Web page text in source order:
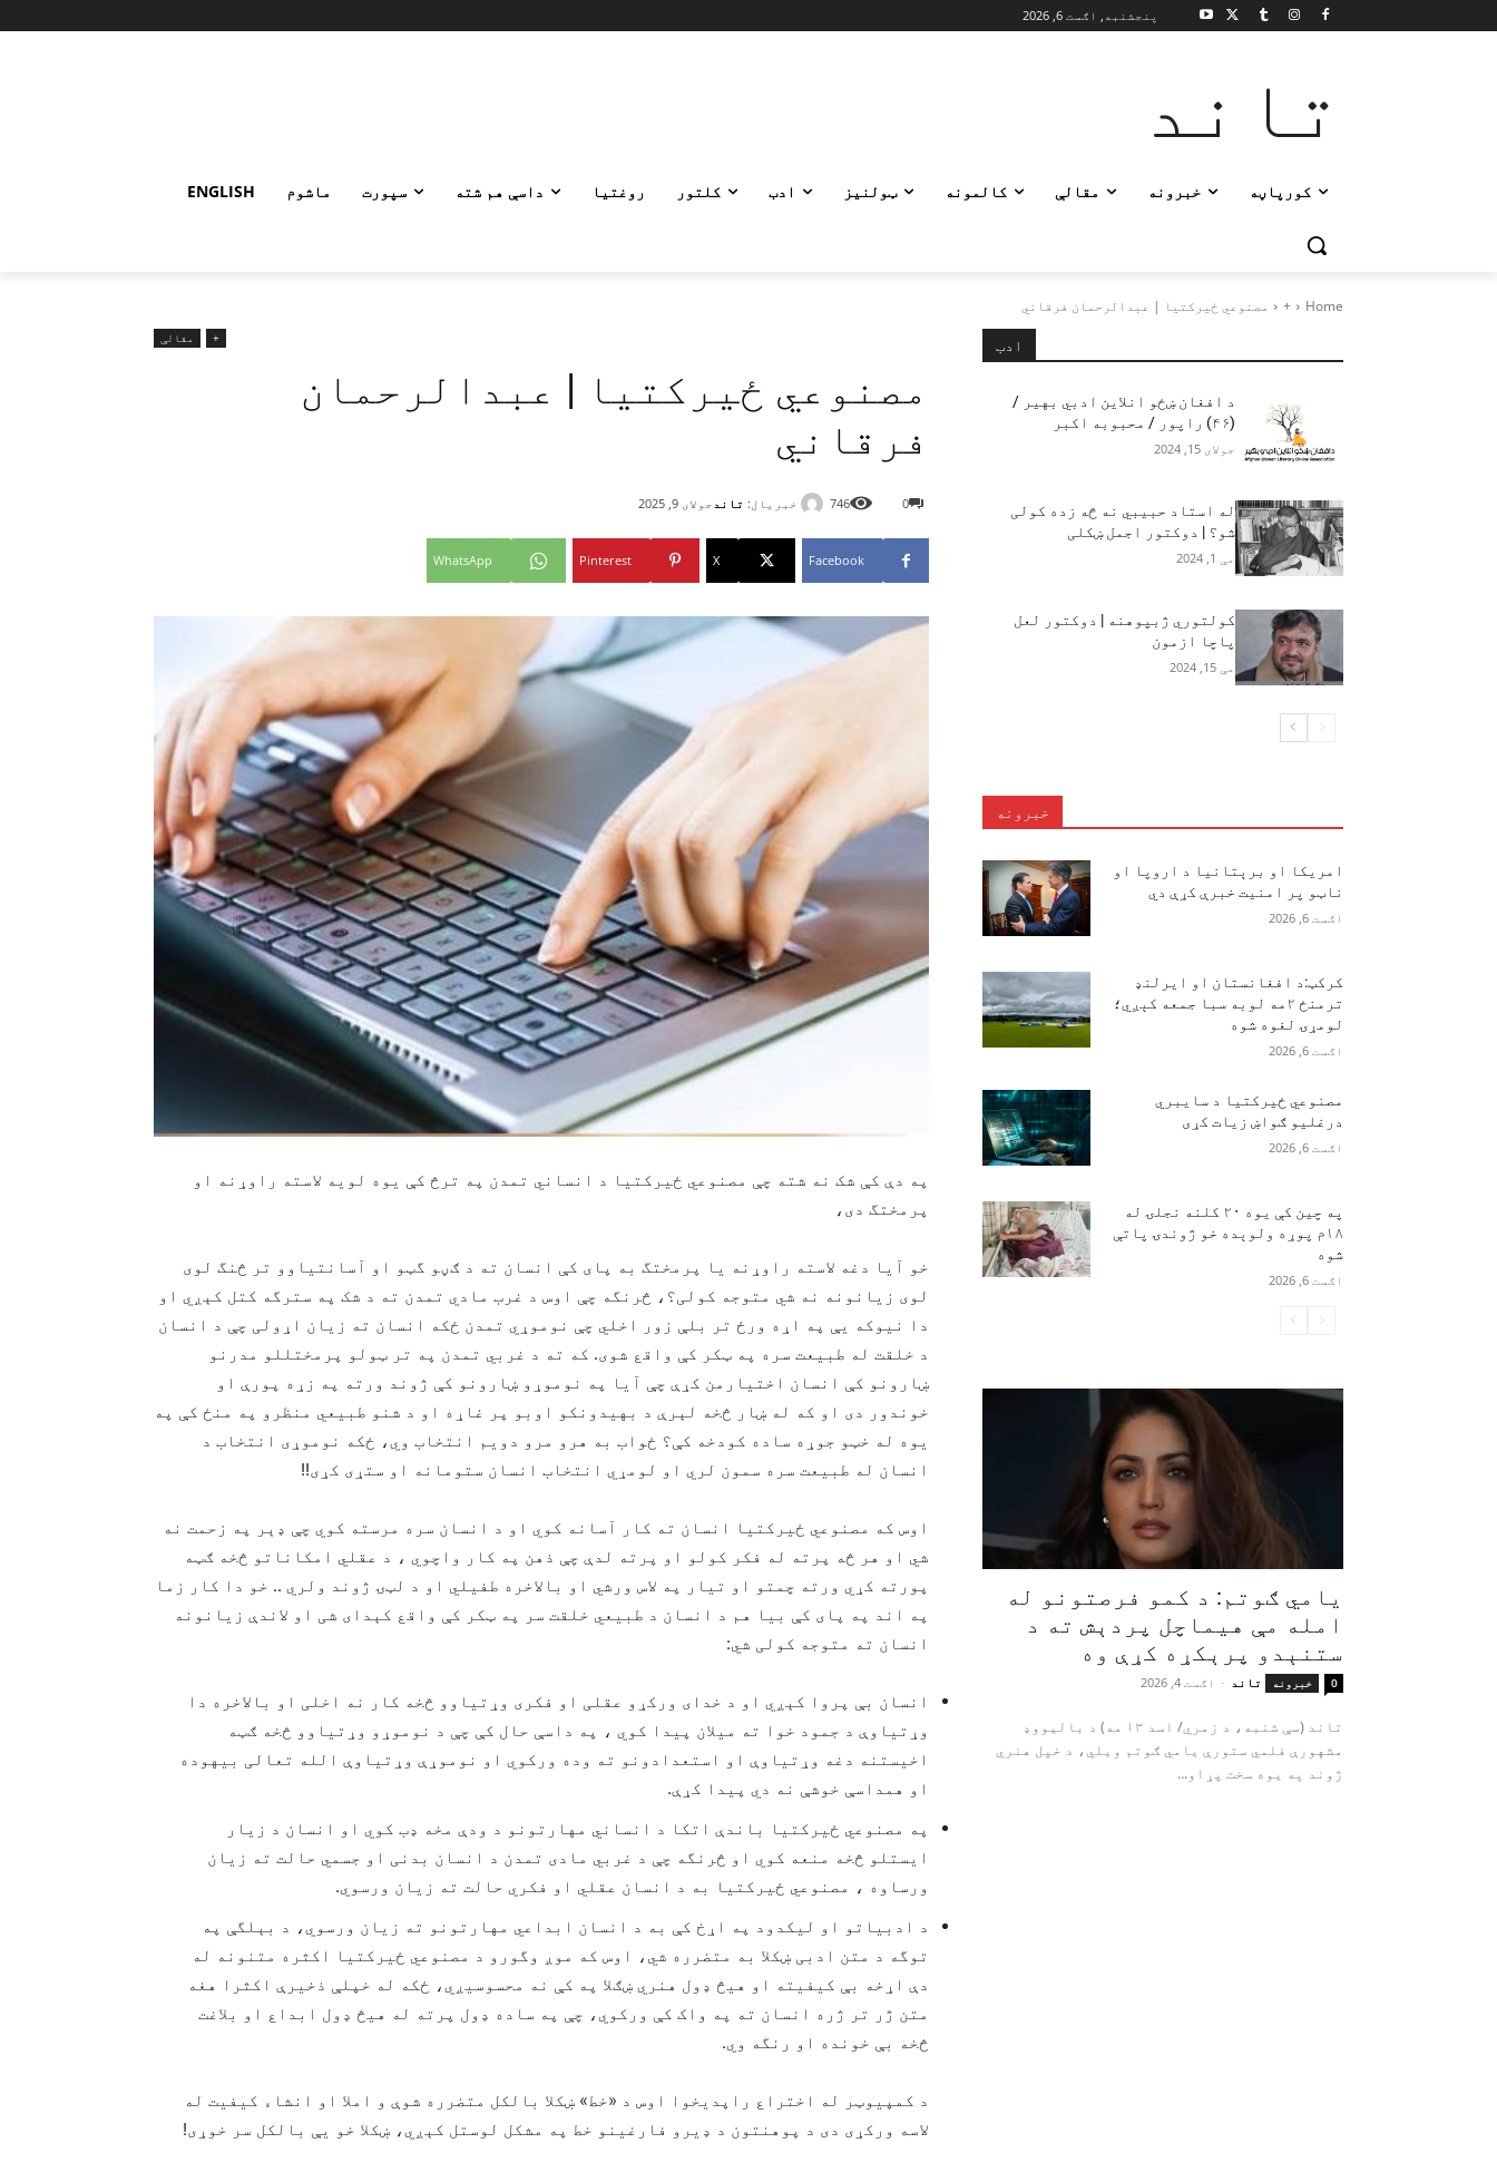
پنجشنبه, اګست 6, 2026
تاند
کورپاڼه خبرونه مقالې کالمونه ټولنیز ادب کلتور روغتیا داسې هم شته سپورت ماشوم ENGLISH
Home
+ مصنوعي ځیرکتیا | عبدالرحمان فرقاني
+ مقالې
مصنوعي ځیرکتیا | عبدالرحمان
فرقاني
خبریال: تاند جولای 9, 2025 0
746
Facebook
X
Pinterest
WhatsApp
په دې کې شک نه شته چې مصنوعي ځیرکتیا د انساني تمدن په ترڅ کې یوه لویه لاسته راوړنه او
پرمختگ دی،
خو آیا دغه لاسته راوړنه یا پرمختگ به پای کې انسان ته د ګڼو گټو او آسانتیاوو تر څنگ لوی
لوی زیانونه نه شي متوجه کولی؟، څرنگه چې اوس د غرب مادي تمدن ته د شک په سترگه کتل کېږي او
دا نیوکه یې په اړه ورځ تر بلې زور اخلي چې نوموړي تمدن ځکه انسان ته زیان اړولی چې د انسان
د خلقت له طبیعت سره په ټکر کې واقع شوی. که ته د غربي تمدن په تر ټولو پرمختللو مدرنو
ښارونو کې انسان اختیارمن کړې چې آیا په نوموړو ښارونو کې ژوند ورته په زړه پورې او
خوندور دی او که له ښار څخه لېرې د بهیدونکو اوبو پر غاړه او د شنو طبیعي منظرو په منځ کې په
یوه له خټو جوړه ساده کودخه کې؟ ځواب به هرو مرو دویم انتخاب وي، ځکه نوموړی انتخاب د
انسان له طبیعت سره سمون لري او لومړي انتخاب انسان ستومانه او ستړی کړی!!
اوس که مصنوعي ځیرکتیا انسان ته کار آسانه کوي او د انسان سره مرسته کوي چې ډېر په زحمت نه
شي او هر څه پرته له فکر کولو او پرته لدې چې ذهن په کار واچوي ، د عقلي امکاناتو څخه ګټه
پورته کړي ورته چمتو او تیار په لاس ورشي او بالاخره طفیلي او د لټۍ ژوند ولري .. خو دا کار زما
په اند په پای کې بیا هم د انسان د طبیعي خلقت سر په ټکر کې واقع کېدای شی او لاندې زیانونه
انسان ته متوجه کولی شي:
انسان بې پروا کېږي او د خدای ورکړو عقلی او فکری وړتیاوو څخه کار نه اخلی او بالاخره دا
وړتیاوې د جمود خوا ته میلان پیدا کوي ، په داسې حال کې چې د نوموړو وړتیاوو څخه ګټه
اخیستنه دغه وړتیاوې او استعدادونو ته وده ورکوي او نوموړې وړتیاوې الله تعالی بیهوده
او همداسې خوشې نه دي پیدا کړې.
په مصنوعي ځیرکتیا باندې اتکا د انساني مهارتونو د ودې مخه ډب کوي او انسان د زیار
ایستلو څخه منعه کوي او څرنگه چې د غربي مادی تمدن د انسان بدنی او جسمي حالت ته زیان
ورساوه ، مصنوعي ځیرکتیا به د انسان عقلي او فکري حالت ته زیان ورسوي.
د ادبیاتو او لیکدود په اړخ کې به د انسان ابداعي مهارتونو ته زیان ورسوي، د بېلگې په
توگه د متن ادبی ښکلا به متضرره شي، اوس که موږ وگورو د مصنوعي ځیرکتیا اکثره متنونه له
دې اړخه بې کیفیته او هیڅ ډول هنري ښګلا په کې نه محسوسیږي، ځکه له خپلې ذخیرې اکثرا هغه
متن ژر تر ژره انسان ته په واک کې ورکوي، چې په ساده ډول پرته له هیڅ ډول ابداع او بلاغت
څخه بې خونده او رنگه وي.
د کمپیوټر له اختراع راپدیخوا اوس د «خط» ښکلا بالکل متضرره شوې و املا او انشاء کیفیت له
لاسه ورکړی دی د پوهنتون د ډیرو فارغینو خط په مشکل لوستل کېږي، ښکلا خو یې بالکل سر خوړی!
ادب
د افغان ښځو انلاین ادبي بهیر /
(۴۶) راپور / محبوبه اکبر
جولای 15, 2024
له استاد حبيبي نه څه زده کولی
شو؟ | دوکتور اجمل ښکلی
مې 1, 2024
کولتوري ژبپوهنه | دوکتور لعل
پاچا ازمون
مې 15, 2024
خبرونه
امریکا او برېتانیا د اروپا او
ناټو پر امنیت خبرې کړې دي
اګست 6, 2026
کرکټ:د افغانستان او ایرلنډ
ترمنځ ۲مه لوبه سبا جمعه کېږي؛
لومړۍ لغوه شوه
اګست 6, 2026
مصنوعي ځیرکتیا د سایبري
درغلیو ګواښ زیات کړی
اګست 6, 2026
په چین کې یوه ۲۰ کلنه نجلۍ له
۱۸م پوړه ولوېده خو ژوندۍ پاتې
شوه
اګست 6, 2026
یامي ګوتم: د کمو فرصتونو له
امله مې هیماچل پردېش ته د
ستنېدو پرېکړه کړې وه
خبرونه تاند - اګست 4, 2026 0
تاند (سې شنبه، د زمري/ اسد ۱۳ مه) د بالیووډ
مشهورې فلمي ستورې یامي ګوتم ویلي، د خپل هنري
ژوند په یوه سخت پړاو...